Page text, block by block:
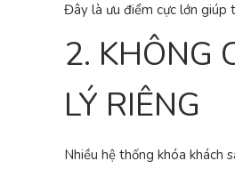
Đây là ưu điểm cực lớn giúp
2. KHÔNG
LÝ RIÊNG
Nhiều hệ thống khóa khách